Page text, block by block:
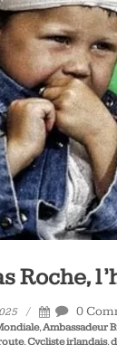
Roche,
0
,Ambassadeur
,Cycliste irlandais,